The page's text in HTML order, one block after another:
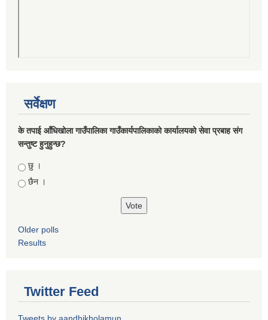
सर्वेक्षण
के तपाई आँधिखोला गाउँपालिका गाउँकार्यपालिकाको कार्यालयको सेवा प्रबाह संग
सन्तुष्ट हुनुहुन्छ?
Choices
छु ।
छैन ।
Older polls
Results
Twitter Feed